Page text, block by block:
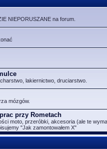
NIEPORUSZANE na forum.
lakiernictwo, druciarstwo.
mózgów.
przy Rometach
moto, przeróbki, akcesoria (ale te
"Jak zamontowałem X"